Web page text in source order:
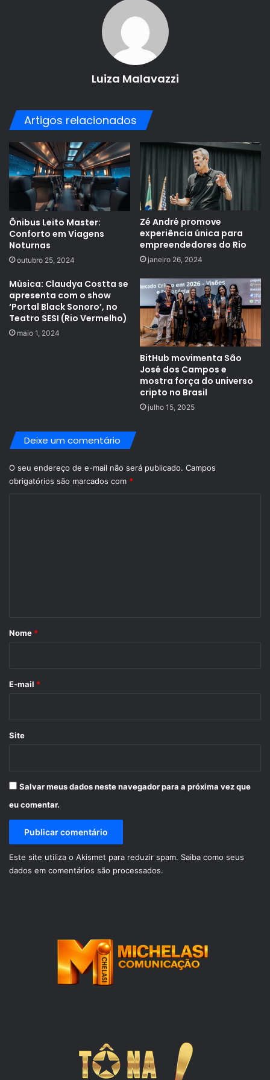
Luiza Malavazzi
Artigos relacionados
Ônibus Leito Master:
Conforto em Viagens
Noturnas
outubro 25, 2024
Zé André promove
experiência única para
empreendedores do Rio
janeiro 26, 2024
Mùsica: Claudya Costta se
apresenta com o show
‘Portal Black Sonoro’, no
Teatro SESI (Rio Vermelho)
maio 1, 2024
BitHub movimenta São
José dos Campos e
mostra força do universo
cripto no Brasil
julho 15, 2025
Deixe um comentário
O seu endereço de e-mail não será publicado. Campos
obrigatórios são marcados com *
r
*
Nome *
E-mail *
Site
Salvar meus dados neste navegador para a próxima vez que
eu comentar.
Este site utiliza o Akismet para reduzir spam. Saiba como seus
dados em comentários são processados.